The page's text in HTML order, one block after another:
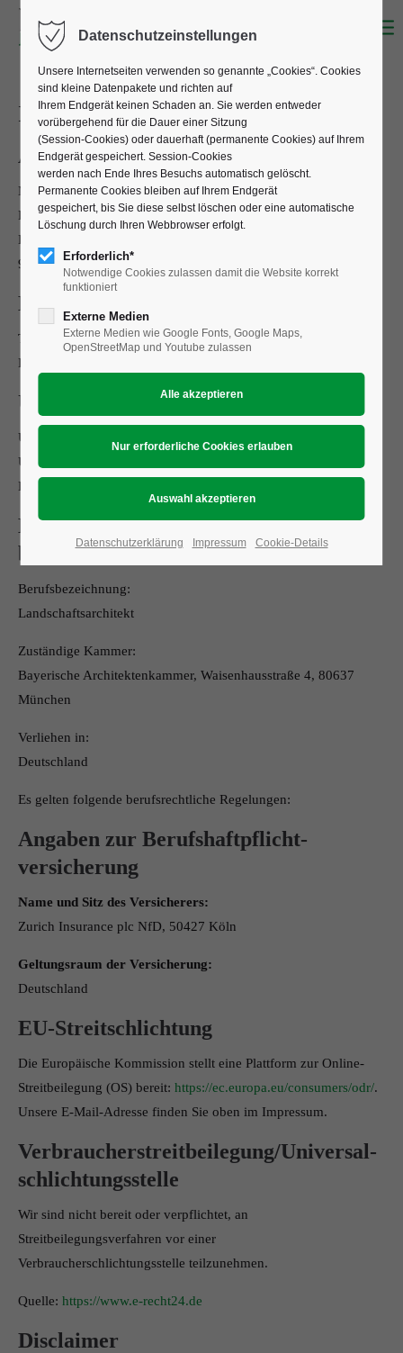
Impressum
Angaben gemäß § 5 TMG
Michael Maier
Dipl.-Ing. Landschaftsarchitekt (FH)
Bürgermeister-Fröber-Weg 4
97892 Kreuzwertheim
Kontakt
Telefon: 09342 915582
E-Mail: info@maierlandplan.de
Umsatzsteuer-ID
Umsatzsteuer-Identifikationsnummer gemäß § 27 a
Umsatzsteuergesetz:
DE 231268504
Berufsbezeichnung und
berufsrechtliche Regelungen
Berufsbezeichnung:
Landschaftsarchitekt
Zuständige Kammer:
Bayerische Architektenkammer, Waisenhausstraße 4, 80637
München
Verliehen in:
Deutschland
Es gelten folgende berufsrechtliche Regelungen:
Angaben zur Berufs­haftpflicht­
versicherung
Name und Sitz des Versicherers:
Zurich Insurance plc NfD, 50427 Köln
Geltungsraum der Versicherung:
Deutschland
EU-Streitschlichtung
Die Europäische Kommission stellt eine Plattform zur Online-
Streitbeilegung (OS) bereit: https://ec.europa.eu/consumers/odr/.
Unsere E-Mail-Adresse finden Sie oben im Impressum.
Verbraucher­streit­beilegung/Universal­
schlichtungs­stelle
Wir sind nicht bereit oder verpflichtet, an
Streitbeilegungsverfahren vor einer
Verbraucherschlichtungsstelle teilzunehmen.
Quelle: https://www.e-recht24.de
Disclaimer
Datenschutzeinstellungen
Unsere Internetseiten verwenden so genannte „Cookies“. Cookies
sind kleine Datenpakete und richten auf
Ihrem Endgerät keinen Schaden an. Sie werden entweder
vorübergehend für die Dauer einer Sitzung
(Session-Cookies) oder dauerhaft (permanente Cookies) auf Ihrem
Endgerät gespeichert. Session-Cookies
werden nach Ende Ihres Besuchs automatisch gelöscht.
Permanente Cookies bleiben auf Ihrem Endgerät
gespeichert, bis Sie diese selbst löschen oder eine automatische
Löschung durch Ihren Webbrowser erfolgt.
Erforderlich*
Notwendige Cookies zulassen damit die Website korrekt
funktioniert
Externe Medien
Externe Medien wie Google Fonts, Google Maps,
OpenStreetMap und Youtube zulassen
Datenschutzerklärung Impressum Cookie-Details